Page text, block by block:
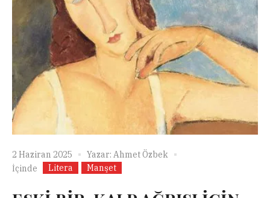
2 Haziran 2025 Yazar: Ahmet Özbek
İçinde
Litera Manşet